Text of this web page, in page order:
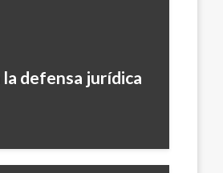
defensa jurídica